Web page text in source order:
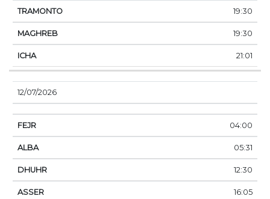
19:30
19:30
21:01
12/07/2026
04:00
05:31
12:30
16:05